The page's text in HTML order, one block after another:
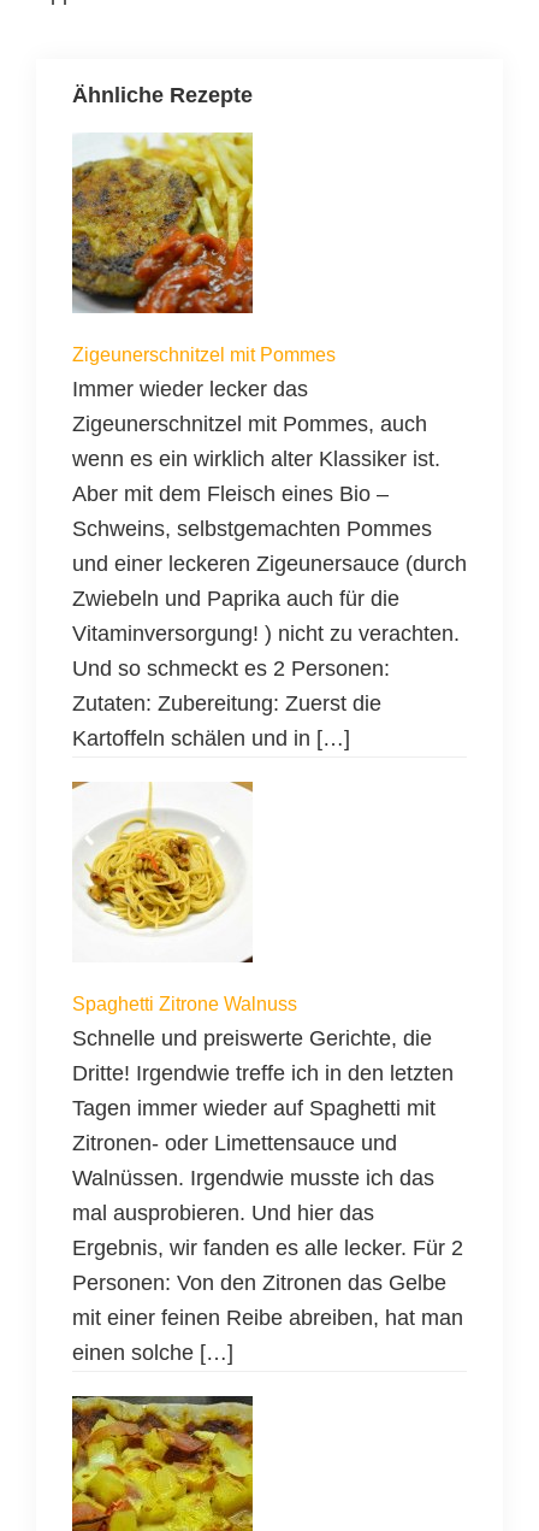
Ähnliche Rezepte
Zigeunerschnitzel mit Pommes
Immer wieder lecker das
Zigeunerschnitzel mit Pommes, auch
wenn es ein wirklich alter Klassiker ist.
Aber mit dem Fleisch eines Bio –
Schweins, selbstgemachten Pommes
und einer leckeren Zigeunersauce (durch
Zwiebeln und Paprika auch für die
Vitaminversorgung! ) nicht zu verachten.
Und so schmeckt es 2 Personen:
Zutaten: Zubereitung: Zuerst die
Kartoffeln schälen und in […]
Spaghetti Zitrone Walnuss
Schnelle und preiswerte Gerichte, die
Dritte! Irgendwie treffe ich in den letzten
Tagen immer wieder auf Spaghetti mit
Zitronen- oder Limettensauce und
Walnüssen. Irgendwie musste ich das
mal ausprobieren. Und hier das
Ergebnis, wir fanden es alle lecker. Für 2
Personen: Von den Zitronen das Gelbe
mit einer feinen Reibe abreiben, hat man
einen solche […]